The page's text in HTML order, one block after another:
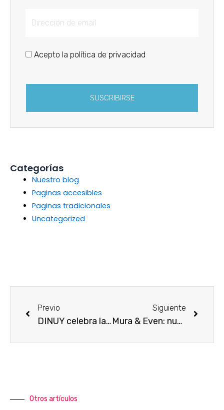
Acepto la política de privacidad
SUSCRIBIRSE
Categorías
Nuestro blog
Paginas accesibles
Paginas tradicionales
Uncategorized
Previo
DINUY celebra la Convención Nacional de Ventas 2024
Siguiente
Mura & Even: nuevos apliques para exterior
Otros artículos